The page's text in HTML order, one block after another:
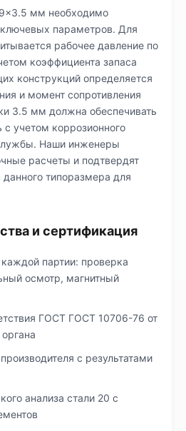
мм необходимо
параметров. Для
рабочее давление по
коэффициента запаса
конструкций определяется
и момент сопротивления
3.5 мм должна обеспечивать
учетом коррозионного
Наши инженеры
расчеты и подтвердят
типоразмера для
и сертификация
партии: проверка
осмотр, магнитный
ГОСТ ГОСТ 10706-76 от
с результатами
анализа стали 20 с